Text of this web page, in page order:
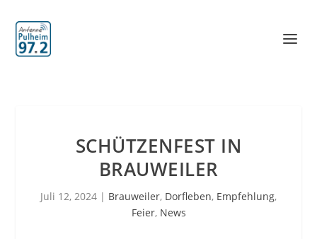
SCHÜTZENFEST IN
BRAUWEILER
Juli 12, 2024 | Brauweiler, Dorfleben, Empfehlung,
Feier, News